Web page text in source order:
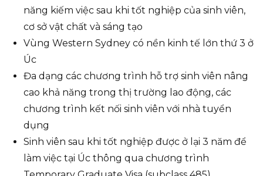
năng kiếm việc sau khi tốt nghiệp của sinh viên,
cơ sở vật chất và sáng tạo
Vùng Western Sydney có nền kinh tế lớn thứ 3 ở
Úc
Đa dạng các chương trình hỗ trợ sinh viên nâng
cao khả năng trong thị trường lao động, các
chương trình kết nối sinh viên với nhà tuyển
dụng
Sinh viên sau khi tốt nghiệp được ở lại 3 năm để
làm việc tại Úc thông qua chương trình